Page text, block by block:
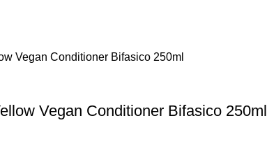
Vegan Conditioner Bifasico 250ml